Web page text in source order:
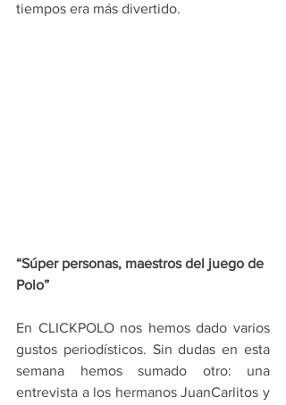
tiempos era más divertido.
“Súper personas, maestros del juego de
Polo”
En CLICKPOLO nos hemos dado varios
gustos periodísticos. Sin dudas en esta
semana hemos sumado otro: una
entrevista a los hermanos JuanCarlitos y